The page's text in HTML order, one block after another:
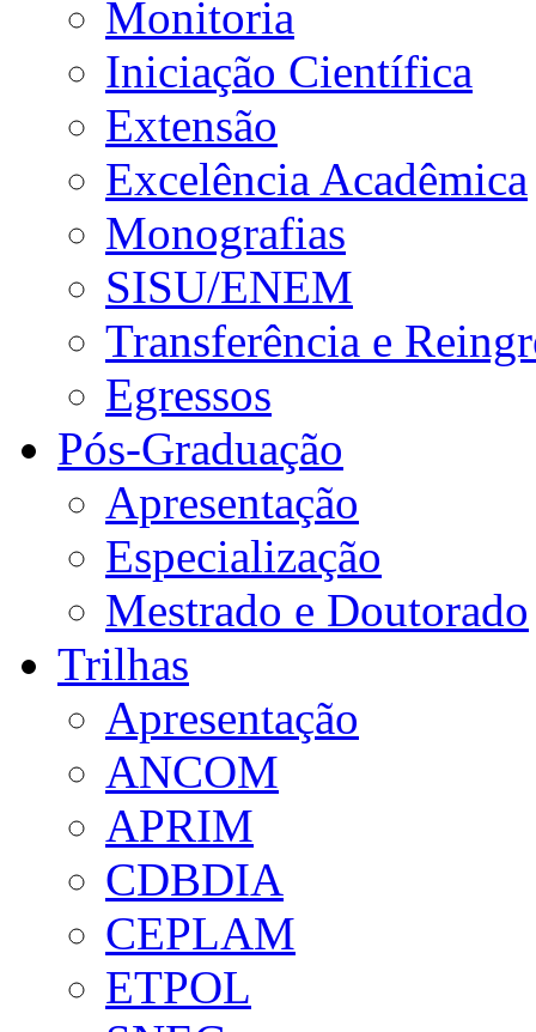
Monitoria
Iniciação Científica
Extensão
Excelência Acadêmica
Monografias
SISU/ENEM
Transferência e
Egressos
Pós-Graduação
Apresentação
Especialização
Mestrado e Doutorado
Trilhas
Apresentação
ANCOM
APRIM
CDBDIA
CEPLAM
ETPOL